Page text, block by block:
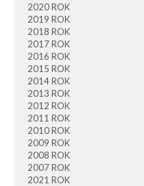
2020 ROK
2019 ROK
2018 ROK
2017 ROK
2016 ROK
2015 ROK
2014 ROK
2013 ROK
2012 ROK
2011 ROK
2010 ROK
2009 ROK
2008 ROK
2007 ROK
2021 ROK